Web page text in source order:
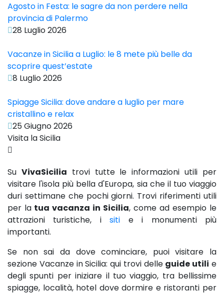
Agosto in Festa: le sagre da non perdere nella
provincia di Palermo
28 Luglio 2026
Vacanze in Sicilia a Luglio: le 8 mete più belle da
scoprire quest’estate
8 Luglio 2026
Spiagge Sicilia: dove andare a luglio per mare
cristallino e relax
25 Giugno 2026
Visita la Sicilia
Su VivaSicilia trovi tutte le informazioni utili per
visitare l'isola più bella d'Europa, sia che il tuo viaggio
duri settimane che pochi giorni. Trovi riferimenti utili
per la tua vacanza in Sicilia, come ad esempio le
attrazioni turistiche, isiti e i monumenti più
importanti.
Se non sai da dove cominciare, puoi visitare la
sezione Vacanze in Sicilia: qui trovi delle guide utili e
degli spunti per iniziare il tuo viaggio, tra bellissime
spiagge, località, hotel dove dormire e ristoranti per